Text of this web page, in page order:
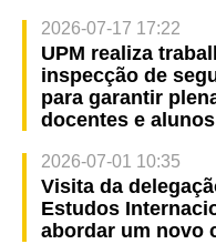
2026-07-17 17:22
UPM realiza
inspecção de
para garantir
docentes e
2026-07-01 10:35
Visita da
Estudos
abordar um novo